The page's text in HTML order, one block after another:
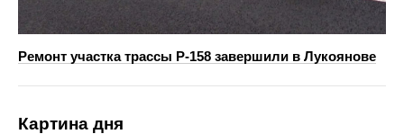
Ремонт участка трассы Р-158 завершили в Лукоянове
Картина дня